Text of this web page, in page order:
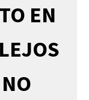
EN